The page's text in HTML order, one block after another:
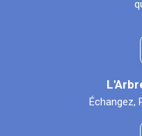
Échangez,